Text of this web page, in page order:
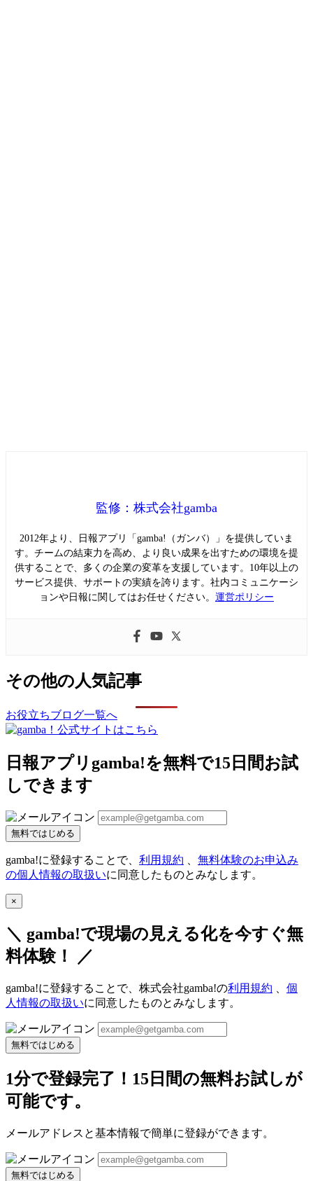
監修：株式会社gamba
2012年より、日報アプリ「gamba!（ガンバ）」を提供していま
す。チームの結束力を高め、より良い成果を出すための環境を提
供することで、多くの企業の変革を支援しています。10年以上の
サービス提供、サポートの実績を誇ります。社内コミュニケーシ
ョンや日報に関してはお任せください。 運営ポリシー
その他の人気記事
お役立ちブログ一覧へ
日報アプリgamba!を無料で15日間お試
しできます
無料ではじめる
gamba!に登録することで、 利用規約
無料体験のお申込み
の個人情報の取扱いに同意したものとみなします。
×
＼ gamba!で現場の見える化を今すぐ無
料体験！ ／
gamba!に登録することで、株式会社gamba!の利用規約
個
人情報の取扱いに同意したものとみなします。
無料ではじめる
1分で登録完了！15日間の無料お試しが
可能です。
メールアドレスと基本情報で簡単に登録ができます。
無料ではじめる